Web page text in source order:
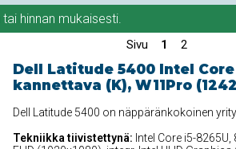
tai hinnan mukaisesti.
Sivu 1 2
Dell Latitude 5400 Intel Core
kannettava (K), W11Pro
Dell Latitude 5400 on näppäränkokoinen
Tekniikka tiivistettynä: Intel Core i5-8265U,